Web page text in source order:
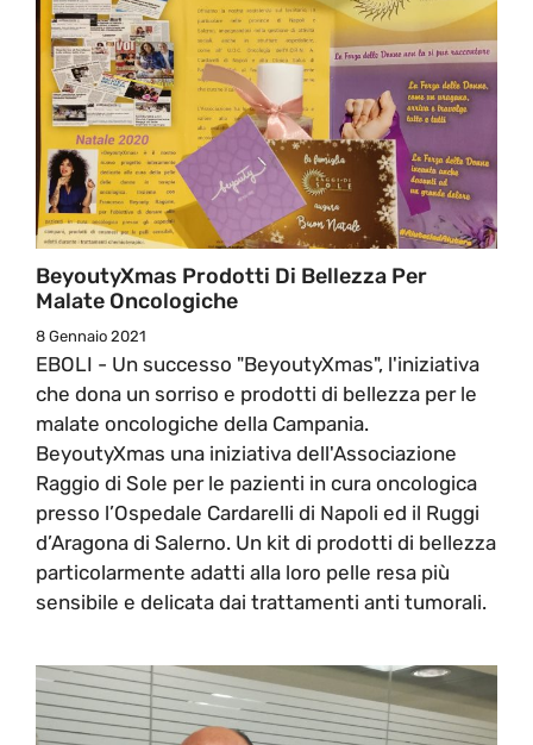
BeyoutyXmas Prodotti Di Bellezza Per
Malate Oncologiche
8 Gennaio 2021
EBOLI - Un successo "BeyoutyXmas", l'iniziativa
che dona un sorriso e prodotti di bellezza per le
malate oncologiche della Campania.
BeyoutyXmas una iniziativa dell'Associazione
Raggio di Sole per le pazienti in cura oncologica
presso l’Ospedale Cardarelli di Napoli ed il Ruggi
d’Aragona di Salerno. Un kit di prodotti di bellezza
particolarmente adatti alla loro pelle resa più
sensibile e delicata dai trattamenti anti tumorali.